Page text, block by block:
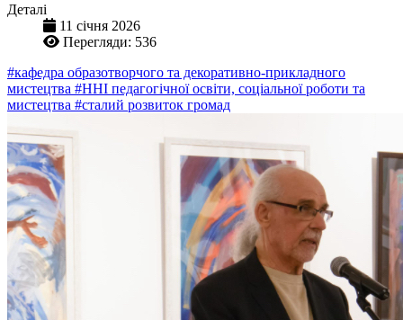
Деталі
11 січня 2026
Перегляди: 536
#кафедра образотворчого та декоративно-прикладного
мистецтва #ННІ педагогічної освіти, соціальної роботи та
мистецтва #сталий розвиток громад